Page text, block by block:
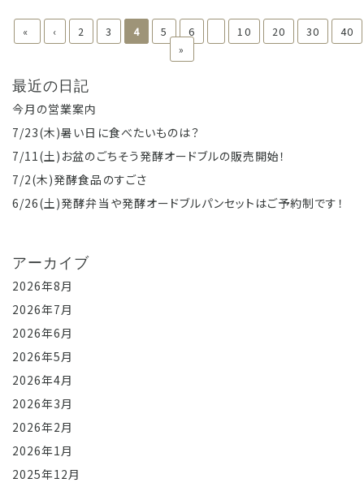
« ‹ 2 3 4 5 6 10 20 30
40
»
最近の日記
今月の営業案内
7/23(木)暑い日に食べたいものは？
7/11(土)お盆のごちそう発酵オードブルの販売開始！
7/2(木)発酵食品のすごさ
6/26(土)発酵弁当や発酵オードブルパンセットはご予約制です！
アーカイブ
2026年8月
2026年7月
2026年6月
2026年5月
2026年4月
2026年3月
2026年2月
2026年1月
2025年12月